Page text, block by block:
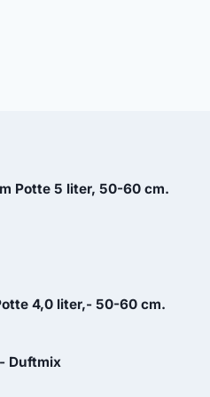
Potte 5 liter, 50-60 cm.
4,0 liter,- 50-60 cm.
Duftmix